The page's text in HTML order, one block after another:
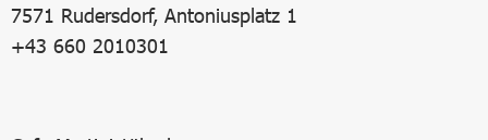
7571 Rudersdorf, Antoniusplatz 1
+43 660 2010301